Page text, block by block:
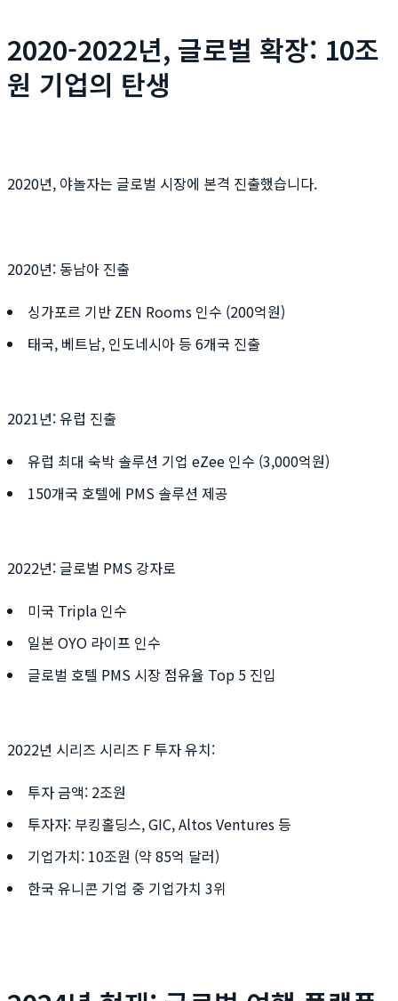
2020-2022년, 글로벌 확장: 10조
원 기업의 탄생
2020년, 야놀자는 글로벌 시장에 본격 진출했습니다.
2020년: 동남아 진출
싱가포르 기반 ZEN Rooms 인수 (200억원)
태국, 베트남, 인도네시아 등 6개국 진출
2021년: 유럽 진출
유럽 최대 숙박 솔루션 기업 eZee 인수 (3,000억원)
150개국 호텔에 PMS 솔루션 제공
2022년: 글로벌 PMS 강자로
미국 Tripla 인수
일본 OYO 라이프 인수
글로벌 호텔 PMS 시장 점유율 Top 5 진입
2022년 시리즈 시리즈 F 투자 유치:
투자 금액: 2조원
투자자: 부킹홀딩스, GIC, Altos Ventures 등
기업가치: 10조원 (약 85억 달러)
한국 유니콘 기업 중 기업가치 3위